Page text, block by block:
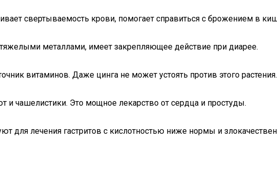
свертываемость крови, помогает справиться с брожением в
металлами, имеет закрепляющее действие при диарее.
витаминов. Даже цинга не может устоять против этого растения.
чашелистики. Это мощное лекарство от сердца и простуды.
для лечения гастритов с кислотностью ниже нормы и